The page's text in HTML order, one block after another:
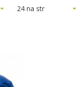
24 na str